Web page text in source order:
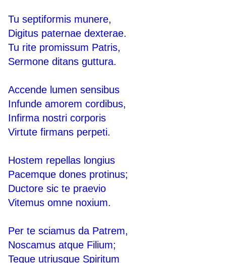
Tu septiformis munere,
Digitus paternae dexterae.
Tu rite promissum Patris,
Sermone ditans guttura.
Accende lumen sensibus
Infunde amorem cordibus,
Infirma nostri corporis
Virtute firmans perpeti.
Hostem repellas longius
Pacemque dones protinus;
Ductore sic te praevio
Vitemus omne noxium.
Per te sciamus da Patrem,
Noscamus atque Filium;
Teque utriusque Spiritum